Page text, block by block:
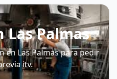
Las Palmas
en Las Palmas para pedir
itv.